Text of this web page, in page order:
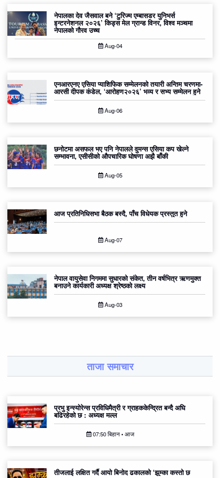
नेपालका देव जैसवाल बने ‘टुरिज्म एम्बासडर युनिभर्स
इन्टरनेशनल २०२६’ किड्स मेल ग्रान्ड विनर, विश्व मञ्चमा
नेपालको गौरव उच्च
Aug-04
एनआरएनए एसिया प्याशिफिक सम्मेलनको तयारी अन्तिम चरणमा-
आरसी दीपक कंडेल, ‘आरोहण२०२६’ भव्य र सभ्य सम्मेलन हुने
Aug-06
छनोटमा असफल भए पनि नेपालले वुमन्स एसिया कप खेल्ने
सम्भावना, एसीसीको औपचारिक घोषणा अझै बाँकी
Aug-05
आज प्रतिनिधिसभा बैठक बस्दै, पाँच विधेयक प्रस्तुत हुने
Aug-07
नेपाल वायुसेवा निगममा सुधारको संकेत, तीन वर्षभित्र ऋणमुक्त
बनाउने कार्यकारी अध्यक्ष श्रेष्ठको लक्ष्य
Aug-03
ताजा समाचार
प्रभु इन्स्योरेन्स प्रविधिमैत्री र ग्राहककेन्द्रित बन्दै अघि
बढिरहेको छ : अध्यक्ष मल्ल
07:50 बिहान • आज
तीजलाई लक्षित गर्दै आयो बिनोद ढकालको ‘झुम्का कस्तो छ